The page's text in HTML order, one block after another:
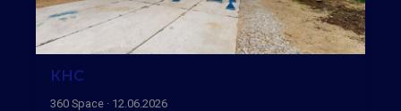
КНС
360 Space · 12.06.2026